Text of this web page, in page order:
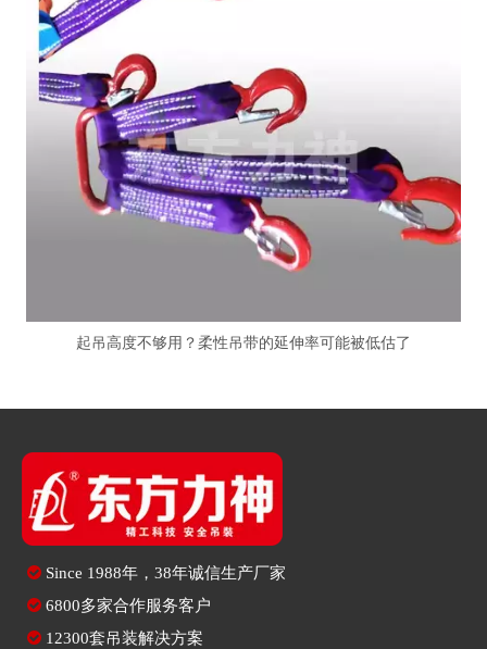
起吊高度不够用？柔性吊带的延伸率可能被低估了
 Since 1988年，38年诚信生产厂家
 6800多家合作服务客户
 12300套吊装解决方案